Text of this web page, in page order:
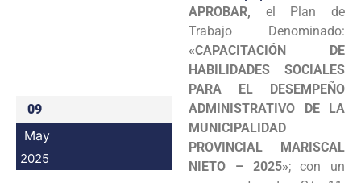
Programas
Intranet
09
May
2025
APROBAR, el Plan de
Trabajo Denominado:
«CAPACITACIÓN DE
HABILIDADES SOCIALES
PARA EL DESEMPEÑO
ADMINISTRATIVO DE LA
MUNICIPALIDAD
PROVINCIAL MARISCAL
NIETO – 2025»; con un